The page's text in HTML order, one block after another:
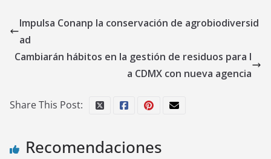
Impulsa Conanp la conservación de agrobiodiversid
ad
Cambiarán hábitos en la gestión de residuos para l
a CDMX con nueva agencia
Share This Post:
Recomendaciones